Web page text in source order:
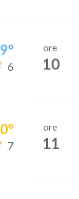
°
6
ore
10
°
7
ore
11